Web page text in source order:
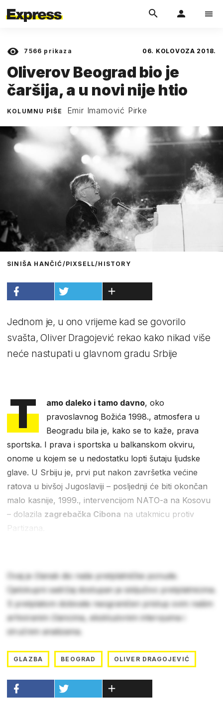
7566 prikaza 06. KOLOVOZA 2018.
Oliverov Beograd bio je
čaršija, a u novi nije htio
KOLUMNU PIŠE Emir Imamović Pirke
SINIŠA HANČIĆ/PIXSELL/HISTORY
Jednom je, u ono vrijeme kad se govorilo
svašta, Oliver Dragojević rekao kako nikad više
neće nastupati u glavnom gradu Srbije
T amo daleko i tamo davno, oko
pravoslavnog Božića 1998., atmosfera u
Beogradu bila je, kako se to kaže, prava
sportska. I prava i sportska u balkanskom okviru,
onome u kojem se u nedostatku lopti šutaju ljudske
glave. U Srbiju je, prvi put nakon završetka većine
ratova u bivšoj Jugoslaviji – posljednji će biti okončan
malo kasnije, 1999., intervencijom NATO-a na Kosovu
– dolazila zagrebačka Cibona na utakmicu protiv
Partizana.
Ovaj je članak dio naše pretplatničke ponude.
Cjelokupni sadržaj dostupan je isključivo pretplatnicima.
S pretplatom dobivate neograničen pristup svim našim
arhiviranim člancima, ekskluzivnim intervjuima i
stručnim analizama.
GLAZBA BEOGRAD OLIVER DRAGOJEVIĆ